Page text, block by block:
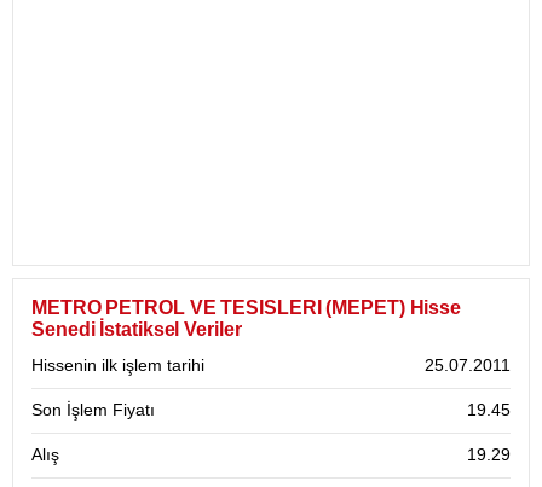
METRO PETROL VE TESISLERI (MEPET) Hisse
Senedi İstatiksel Veriler
Hissenin ilk işlem tarihi 25.07.2011
Son İşlem Fiyatı 19.45
Alış 19.29